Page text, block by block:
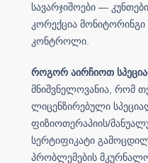
სავარჯიშოები —
კორექცია
კონტროლი.
როგორ აირჩიოთ
მნიშვნელოვანია, რომ
ლიცენზირებული
ფიზიოთერაპიის/
სერტიფიკატი
პრობლემების